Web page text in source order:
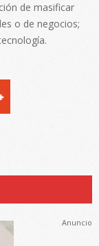
de masificar
o de negocios;
Anuncio